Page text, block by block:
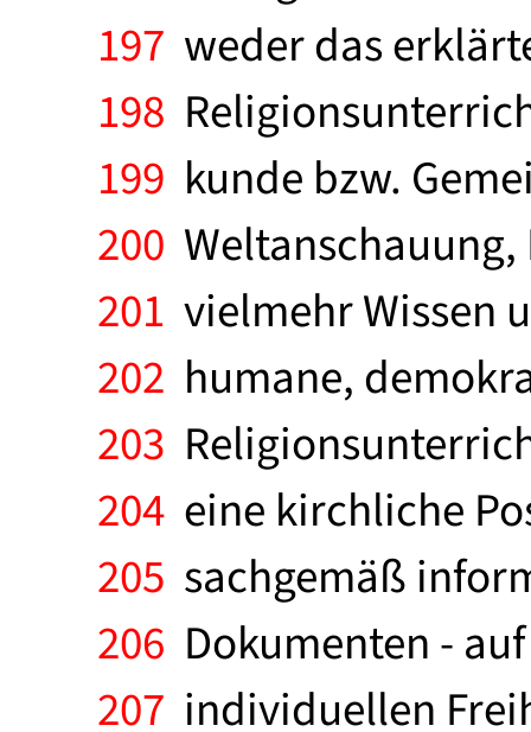
197 weder das
198
199 kunde bzw.
200
201 vielmehr Wissen
202 humane,
203
204 eine kirchliche
205 sachgemäß
206 Dokumenten -
207 individuellen